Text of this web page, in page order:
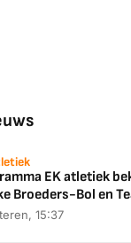
EK atletiek
Broeders-Bol en
15:37